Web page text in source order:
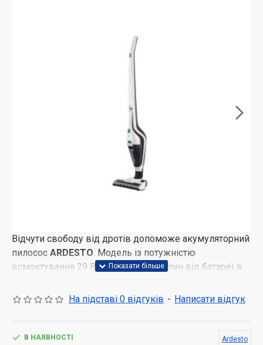
Відчути свободу від дротів допоможе акумуляторний
пилосос ARDESTO. Модель із потужністю
всмоктування 29 Вт працює 17 хвилин від батареї в
повністю відновити заряд знадобиться 4-6 годин.
підсвічування щітки та знімного ручного модуля для
На підставі 0 відгуків - Написати відгук
В НАЯВНОСТІ
Ardesto